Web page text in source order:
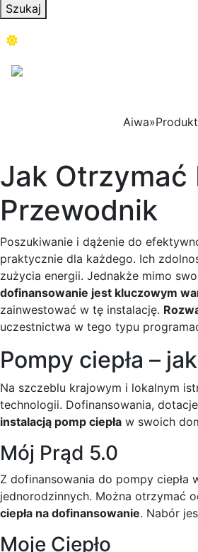
Szukaj
Aiwa»
Jak Otrzymać
Przewodnik
Poszukiwanie i dążenie do
praktycznie dla każdego. Ich
zużycia energii. Jednakże mimo
dofinansowanie jest kluczowym
zainwestować w tę instalację.
uczestnictwa w tego typu
Pompy ciepła –
Na szczeblu krajowym i lokalnym
technologii. Dofinansowania,
instalacją pomp ciepła w swoich
Mój Prąd 5.0
Z dofinansowania do pompy ciepła
jednorodzinnych. Można otrzymać
ciepła na dofinansowanie. Nabór
Moje Ciepło